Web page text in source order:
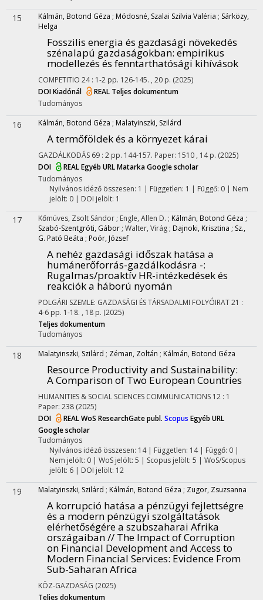
15 Kálmán, Botond Géza ; Módosné, Szalai Szilvia Valéria ; Sárközy,
Helga
Fosszilis energia és gazdasági növekedés
szénalapú gazdaságokban: empirikus
modellezés és fenntarthatósági kihívások
COMPETITIO 24: 1-2 pp. 126-145. , 20 p. (2025)
DOIKiadónál REAL Teljes dokumentum
Tudományos
16 Kálmán, Botond Géza ; Malatyinszki, Szilárd
A termőföldek és a környezet kárai
GAZDÁLKODÁS 69 : 2 pp. 144-157. Paper: 1510 , 14 p. (2025)
DOI
REALEgyéb URLMatarkaGoogle scholar
Tudományos
Nyilvános idéző összesen: 1 | Független: 1 | Függő: 0 | Nem
jelölt: 0 | DOI jelölt: 1
17 Kőmüves, Zsolt Sándor ; Engle, Allen D. ; Kálmán, Botond Géza ;
Szabó-Szentgróti, Gábor ; Walter, Virág ; Dajnoki, Krisztina ; Sz.,
G. Pató Beáta ; Poór, József
A nehéz gazdasági időszak hatása a
humánerőforrás-gazdálkodásra -:
Rugalmas/proaktív HR-intézkedések és
reakciók a háború nyomán
POLGÁRI SZEMLE: GAZDASÁGI ÉS TÁRSADALMI FOLYÓIRAT21 :
4-6 pp. 1-18. , 18 p. (2025)
Teljes dokumentum
Tudományos
18 Malatyinszki, Szilárd ; Zéman, Zoltán ; Kálmán, Botond Géza
Resource Productivity and Sustainability:
A Comparison of Two European Countries
HUMANITIES & SOCIAL SCIENCES COMMUNICATIONS 12 : 1
Paper: 238 (2025)
DOI
REALWoS ResearchGate publ. Scopus Egyéb URL
Google scholar
Tudományos
Nyilvános idéző összesen: 14| Független: 14 | Függő: 0 |
Nem jelölt: 0 | WoS jelölt: 5 | Scopus jelölt: 5 | WoS/Scopus
jelölt: 6 | DOI jelölt: 12
19 Malatyinszki, Szilárd ; Kálmán, Botond Géza ; Zugor, Zsuzsanna
A korrupció hatása a pénzügyi fejlettségre
és a modern pénzügyi szolgáltatások
elérhetőségére a szubszaharai Afrika
országaiban // The Impact of Corruption
on Financial Development and Access to
Modern Financial Services: Evidence From
Sub-Saharan Africa
KÖZ-GAZDASÁG (2025)
Teljes dokumentum